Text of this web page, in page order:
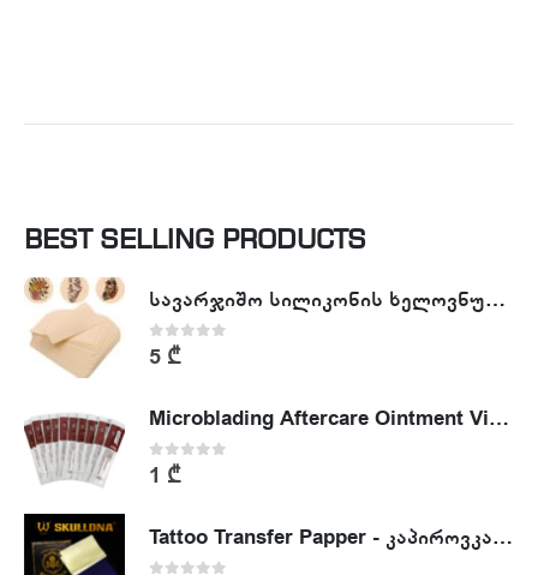
BEST SELLING PRODUCTS
სავარჯიშო სილიკონის ხელოვნური კანი - Tattoo Practike skin
0out of 5
5 ₾
Microblading Aftercare Ointment Vitamin A&D
0 out of 5
1 ₾
Tattoo Transfer Papper - კაპიროვკა - ტატუს ესკიზის კოპირების ქაღალდი